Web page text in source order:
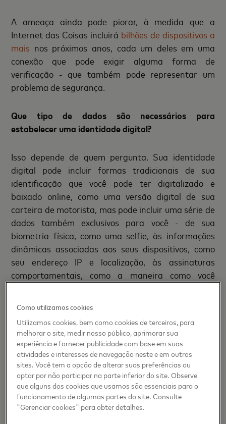
A ameaça ainda pode piorar, à medida que a
Internet das Coisas incluirá bilhões de dispositivos a
mais nos próximos anos, cada um deles em uma
conexão que pode exigir alguma forma de
verificação - que também pode representar um
problema de segurança.
Que tipo de dados são necessários para
estabelecer uma identidade digital?
Isso depende de quem pergunta. Sua identidade
digital pode incluir formas tradicionais de sua
identificação que você pode ter digitalizado e
baixado online, como uma versão digital de sua
carteira de motorista, mas pode incluir uma série de
dados também exclusivos para você - de sua
biometria física, como uma selfie, às informações
dinâmicas associadas aos seus dispositivos, como
seu endereço IP e localização, às assinaturas
comportamentais, como a maneira como você
empacotados para permitir que você verifique quem
você é e para se autenticar facilmente sempre que
acessar um serviço ou conta digital.
A Universidade Deakin da Austrália já estava
procurando um programa de identidade digital para
seus alunos quando a pandemia forçou o
fechamento de escolas, e os funcionários
Como utilizamos cookies
Utilizamos cookies, bem como cookies de terceiros, para
melhorar o site, medir nosso público, aprimorar sua
experiência e fornecer publicidade com base em suas
atividades e interesses de navegação neste e em outros
sites. Você tem a opção de alterar suas preferências ou
optar por não participar na parte inferior do site. Observe
que alguns dos cookies que usamos são essenciais para o
funcionamento de algumas partes do site. Consulte
"Gerenciar cookies" para obter detalhes.